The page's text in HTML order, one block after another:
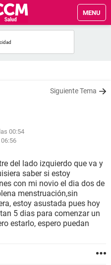
MENU
Siguiente Tema
00:54
del lado izquierdo que va y
saber si estoy
con mi novio el dia dos de
menstruación,sin
estoy asustada pues hoy
5 dias para comenzar un
estarlo, espero puedan